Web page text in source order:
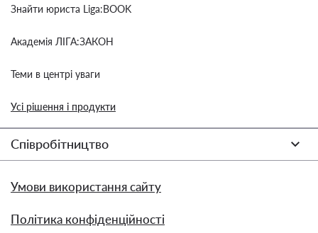
Знайти юриста Liga:BOOK
Академія ЛІГА:ЗАКОН
Теми в центрі уваги
Усі рішення і продукти
Співробітництво
Умови використання сайту
Політика конфіденційності